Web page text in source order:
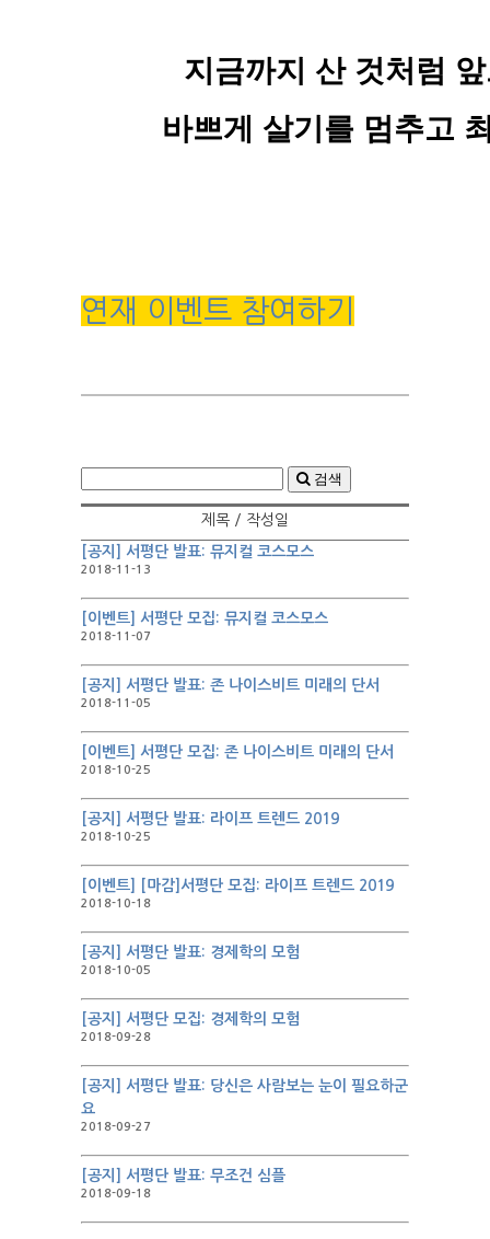
지금까지 산 것처럼
바쁘게 살기를 멈추고
연재 이벤트 참여하기
검색
제목 / 작성일
[공지] 서평단 발표: 뮤지컬 코스모스
2018-11-13
[이벤트] 서평단 모집: 뮤지컬 코스모스
2018-11-07
[공지] 서평단 발표: 존 나이스비트 미래의 단서
2018-11-05
[이벤트] 서평단 모집: 존 나이스비트 미래의 단서
2018-10-25
[공지] 서평단 발표: 라이프 트렌드 2019
2018-10-25
[이벤트] [마감]서평단 모집: 라이프 트렌드 2019
2018-10-18
[공지] 서평단 발표: 경제학의 모험
2018-10-05
[공지] 서평단 모집: 경제학의 모험
2018-09-28
[공지] 서평단 발표: 당신은 사람보는 눈이 필요하군
요
2018-09-27
[공지] 서평단 발표: 무조건 심플
2018-09-18